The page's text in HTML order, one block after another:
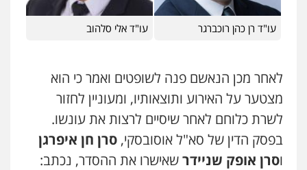
עו"ד רן כהן רוכברגר עו"ד אלי סלהוב
לאחר מכן הנאשם פנה לשופטים ואמר כי הוא
מצטער על האירוע ותוצאותיו, ומעוניין לחזור
לשרת כלוחם לאחר שיסיים לרצות את עונשו.
בפסק הדין של סא"ל אוסובסקי, סרן חן איפרגן
וסרן אופק שניידרשאישרו את ההסדר, נכתב: